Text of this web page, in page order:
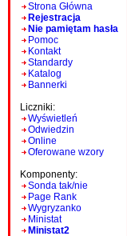
Strona Główna
Rejestracja
Nie pamiętam hasła
Pomoc
Kontakt
Standardy
Katalog
Bannerki
Liczniki:
Wyświetleń
Odwiedzin
Online
Oferowane wzory
Komponenty:
Sonda tak/nie
Page Rank
Wygryzanko
Ministat
Ministat2